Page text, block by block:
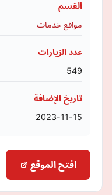
القسم
مواقع خدمات
عدد الزيارات
549
تاريخ الإضافة
2023-11-15
افتح الموقع